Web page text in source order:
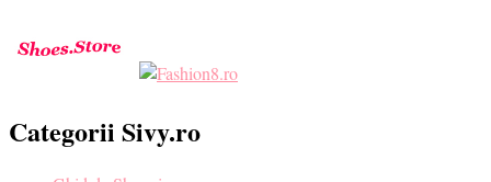
Categorii Sivy.ro